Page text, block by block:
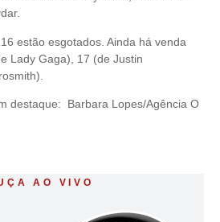
estão esgotados. Ainda há venda
Lady Gaga), 17 (de Justin
destaque: Barbara Lopes/Agência O
AO VIVO